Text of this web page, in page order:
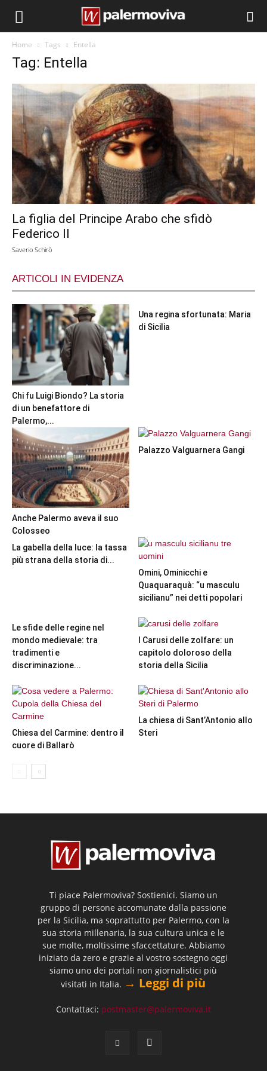
Home Tags Entella
Tag: Entella
La figlia del Principe Arabo che sfidò
Federico II
Saverio Schirò
ARTICOLI IN EVIDENZA
Chi fu Luigi Biondo? La storia
di un benefattore di
Palermo,...
Una regina sfortunata: Maria
di Sicilia
Anche Palermo aveva il suo
Colosseo
Palazzo Valguarnera Gangi
La gabella della luce: la tassa
più strana della storia di...
Omini, Ominicchi e
Quaquaraquà: “u masculu
sicilianu” nei detti popolari
Le sfide delle regine nel
mondo medievale: tra
tradimenti e
discriminazione...
I Carusi delle zolfare: un
capitolo doloroso della
storia della Sicilia
Chiesa del Carmine: dentro il
cuore di Ballarò
La chiesa di Sant’Antonio allo
Steri
Ti piace Palermoviva? Sostienici. Siamo un
gruppo di persone accomunate dalla passione
per la Sicilia, ma soprattutto per Palermo, con la
sua storia millenaria, la sua cultura unica e le
sue molte, moltissime sfaccettature. Abbiamo
iniziato da zero e grazie al vostro sostegno oggi
siamo uno dei portali non giornalistici più
visitati in Italia. → Leggi di più
Contattaci: postmaster@palermoviva.it